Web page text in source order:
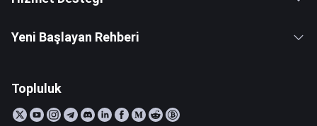
Yeni Başlayan Rehberi
Topluluk